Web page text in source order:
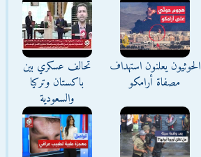
الحوثيون يعلنون استهداف
مصفاة أرامكو
تحالف عسكري بين
باكستان وتركيا
والسعودية